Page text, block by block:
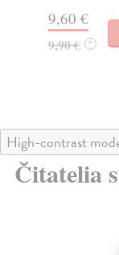
9,60 €
9,90 € ?
High-contrast
Čitatelia